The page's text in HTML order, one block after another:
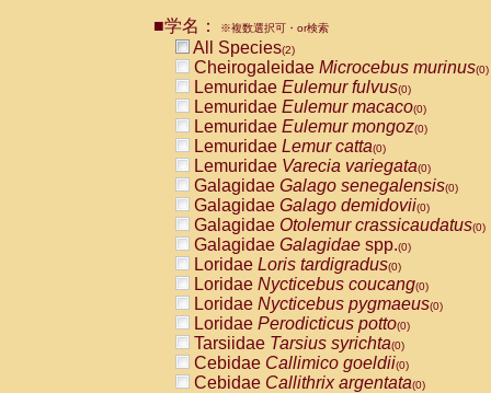
■学名： ※複数選択可・or検索
All Species(2)
Cheirogaleidae Microcebus murinus(0)
Lemuridae Eulemur fulvus(0)
Lemuridae Eulemur macaco(0)
Lemuridae Eulemur mongoz(0)
Lemuridae Lemur catta(0)
Lemuridae Varecia variegata(0)
Galagidae Galago senegalensis(0)
Galagidae Galago demidovii(0)
Galagidae Otolemur crassicaudatus(0)
Galagidae Galagidae spp.(0)
Loridae Loris tardigradus(0)
Loridae Nycticebus coucang(0)
Loridae Nycticebus pygmaeus(0)
Loridae Perodicticus potto(0)
Tarsiidae Tarsius syrichta(0)
Cebidae Callimico goeldii(0)
Cebidae Callithrix argentata(0)